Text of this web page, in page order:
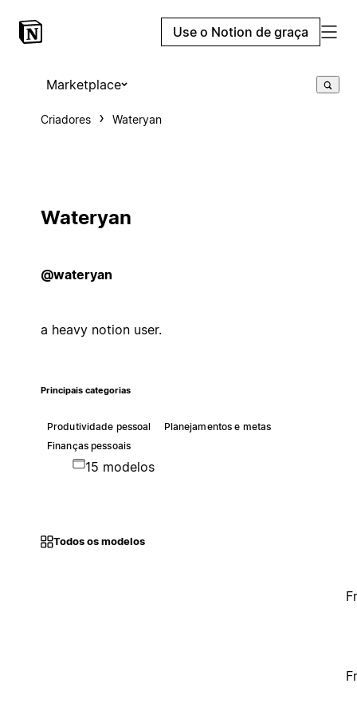
Use o Notion de graça
Marketplace
Criadores Wateryan
Wateryan
@wateryan
a heavy notion user.
Principais categorias
Produtividade pessoal
Planejamentos e metas
Finanças pessoais
15 modelos
Todos os modelos